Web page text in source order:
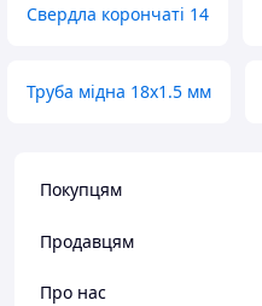
Свердла корончаті 14
Труба мідна 18х1.5 мм
Покупцям
Продавцям
Про нас